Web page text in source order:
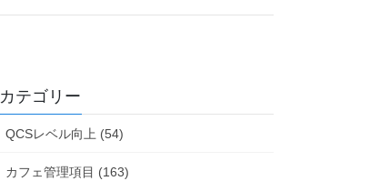
カテゴリー
QCSレベル向上 (54)
カフェ管理項目 (163)